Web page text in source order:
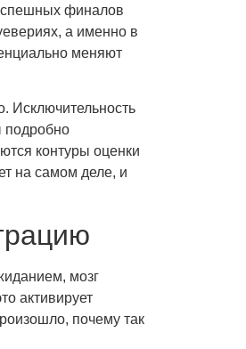
финалов
а именно в
меняют
Исключительность
подробно
контуры оценки
на самом деле, и
мозг
активирует
почему так